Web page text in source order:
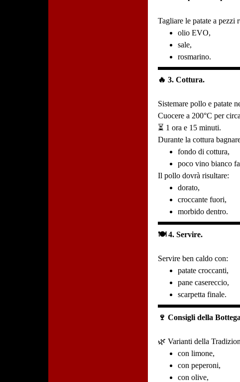
Tagliare le patate a pezzi
olio EVO,
sale,
rosmarino.
🔥 3. Cottura.
Sistemare pollo e patate
Cuocere a 200°C per
⏳ 1 ora e 15 minuti.
Durante la cottura
fondo di cottura,
poco vino bianco
Il pollo dovrà risultare:
dorato,
croccante fuori,
morbido dentro.
🍽️ 4. Servire.
Servire ben caldo con:
patate croccanti,
pane casereccio,
scarpetta finale.
🍷 Consigli della
🌿 Varianti della
con limone,
con peperoni,
con olive,